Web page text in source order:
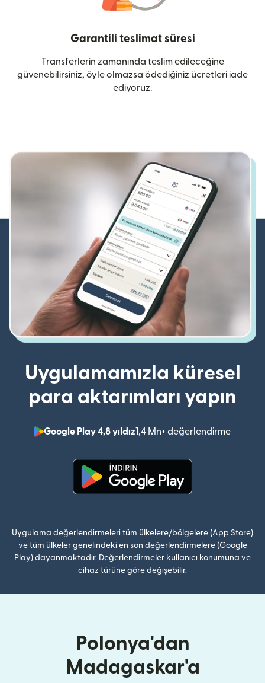
Garantili teslimat süresi
Transferlerin zamanında teslim edileceğine
güvenebilirsiniz, öyle olmazsa ödediğiniz ücretleri iade
ediyoruz.
Uygulamamızla küresel
para aktarımları yapın
Google Play 4,8 yıldız1,4 Mn+ değerlendirme
Uygulama değerlendirmeleri tüm ülkelere/bölgelere (App Store)
ve tüm ülkeler genelindeki en son değerlendirmelere (Google
Play) dayanmaktadır. Değerlendirmeler kullanıcı konumuna ve
cihaz türüne göre değişebilir.
Polonya'dan
Madagaskar'a